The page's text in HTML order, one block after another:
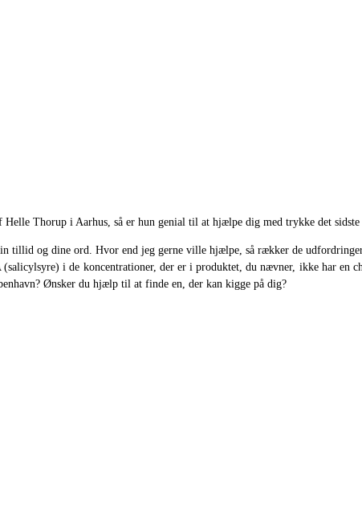
Thorup i Aarhus, så er hun genial til at hjælpe dig med trykke det sidste
tillid og dine ord. Hvor end jeg gerne ville hjælpe, så rækker de
(salicylsyre) i de koncentrationer, der er i produktet, du nævner, ikke har
Ønsker du hjælp til at finde en, der kan kigge på dig?